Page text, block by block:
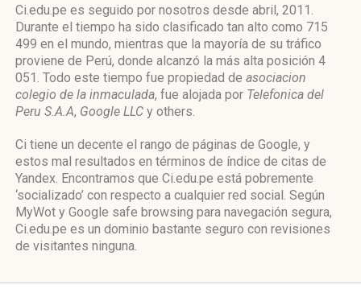
Ci.edu.pe es seguido por nosotros desde abril, 2011.
Durante el tiempo ha sido clasificado tan alto como 715
499 en el mundo, mientras que la mayoría de su tráfico
proviene de Perú, donde alcanzó la más alta posición 4
051. Todo este tiempo fue propiedad de asociacion
colegio de la inmaculada, fue alojada por Telefonica del
Peru S.A.A, Google LLC y others.
Ci tiene un decente el rango de páginas de Google, y
estos mal resultados en términos de índice de citas de
Yandex. Encontramos que Ci.edu.pe está pobremente
‘socializado’ con respecto a cualquier red social. Según
MyWot y Google safe browsing para navegación segura,
Ci.edu.pe es un dominio bastante seguro con revisiones
de visitantes ninguna.